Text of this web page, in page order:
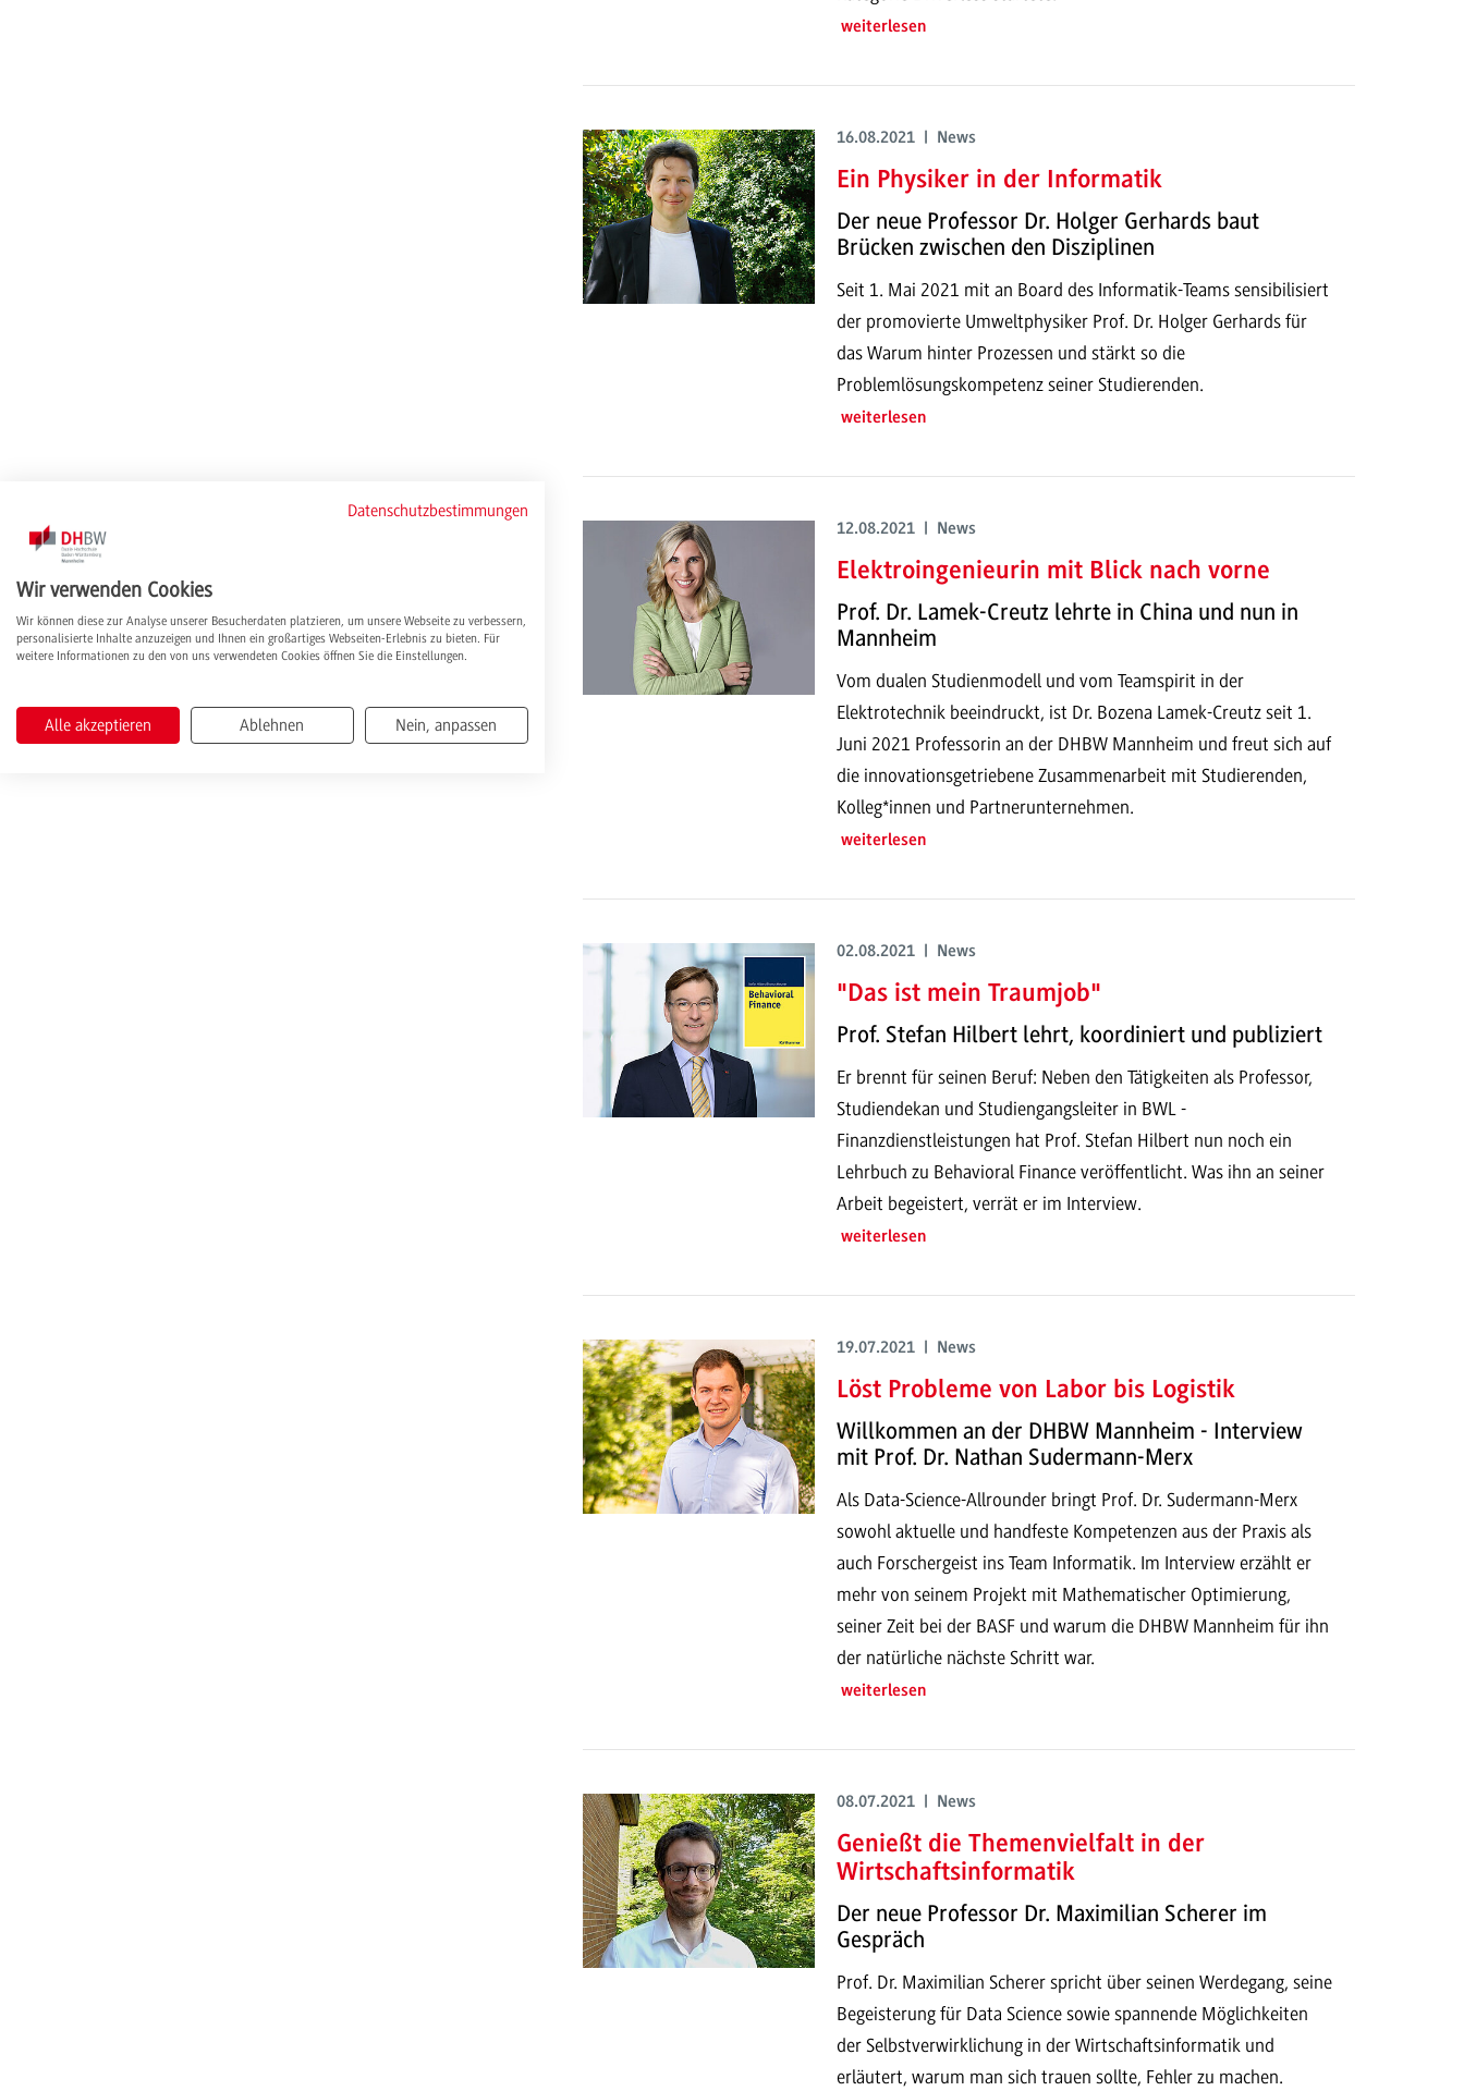
weiterlesen
16.08.2021 | News
Ein Physiker in der Informatik
Der neue Professor Dr. Holger Gerhards baut
Brücken zwischen den Disziplinen
Seit 1. Mai 2021 mit an Board des Informatik-Teams sensibilisiert
der promovierte Umweltphysiker Prof. Dr. Holger Gerhards für
das Warum hinter Prozessen und stärkt so die
Problemlösungskompetenz seiner Studierenden.
weiterlesen
12.08.2021 | News
Elektroingenieurin mit Blick nach vorne
Prof. Dr. Lamek-Creutz lehrte in China und nun in
Mannheim
Vom dualen Studienmodell und vom Teamspirit in der
Elektrotechnik beeindruckt, ist Dr. Bozena Lamek-Creutz seit 1.
Juni 2021 Professorin an der DHBW Mannheim und freut sich auf
die innovationsgetriebene Zusammenarbeit mit Studierenden,
Kolleg*innen und Partnerunternehmen.
weiterlesen
02.08.2021 | News
"Das ist mein Traumjob"
Prof. Stefan Hilbert lehrt, koordiniert und publiziert
Er brennt für seinen Beruf: Neben den Tätigkeiten als Professor,
Studiendekan und Studiengangsleiter in BWL -
Finanzdienstleistungen hat Prof. Stefan Hilbert nun noch ein
Lehrbuch zu Behavioral Finance veröffentlicht. Was ihn an seiner
Arbeit begeistert, verrät er im Interview.
weiterlesen
19.07.2021 | News
Löst Probleme von Labor bis Logistik
Willkommen an der DHBW Mannheim - Interview
mit Prof. Dr. Nathan Sudermann-Merx
Als Data-Science-Allrounder bringt Prof. Dr. Sudermann-Merx
sowohl aktuelle und handfeste Kompetenzen aus der Praxis als
auch Forschergeist ins Team Informatik. Im Interview erzählt er
mehr von seinem Projekt mit Mathematischer Optimierung,
seiner Zeit bei der BASF und warum die DHBW Mannheim für ihn
der natürliche nächste Schritt war.
weiterlesen
08.07.2021 | News
Genießt die Themenvielfalt in der
Wirtschaftsinformatik
Der neue Professor Dr. Maximilian Scherer im
Gespräch
Prof. Dr. Maximilian Scherer spricht über seinen Werdegang, seine
Begeisterung für Data Science sowie spannende Möglichkeiten
der Selbstverwirklichung in der Wirtschaftsinformatik und
erläutert, warum man sich trauen sollte, Fehler zu machen.
Datenschutzbestimmungen
Wir verwenden Cookies
Wir können diese zur Analyse unserer Besucherdaten platzieren, um unsere Webseite zu verbessern,
personalisierte Inhalte anzuzeigen und Ihnen ein großartiges Webseiten-Erlebnis zu bieten. Für
weitere Informationen zu den von uns verwendeten Cookies öffnen Sie die Einstellungen.
Alle akzeptieren Ablehnen Nein, anpassen